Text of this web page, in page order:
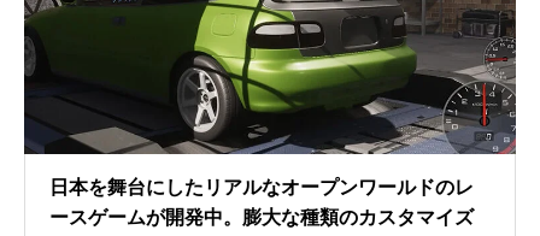
日本を舞台にしたリアルなオープンワールドのレ
ースゲームが開発中。膨大な種類のカスタマイズ